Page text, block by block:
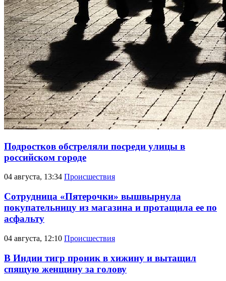
Подростков обстреляли посреди улицы в
российском городе
04 августа, 13:34 Происшествия
Сотрудница «Пятерочки» вышвырнула
покупательницу из магазина и протащила ее по
асфальту
04 августа, 12:10 Происшествия
В Индии тигр проник в хижину и вытащил
спящую женщину за голову